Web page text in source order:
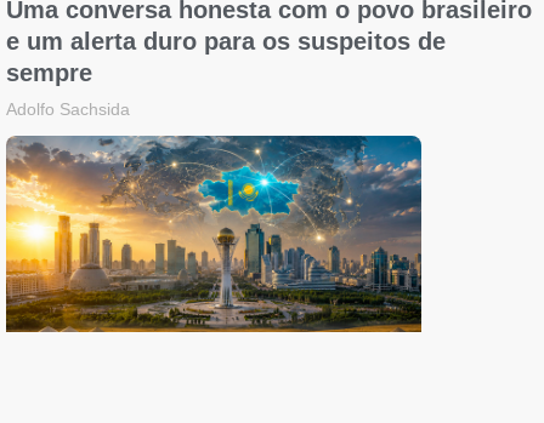
Uma conversa honesta com o povo brasileiro
e um alerta duro para os suspeitos de
sempre
Adolfo Sachsida